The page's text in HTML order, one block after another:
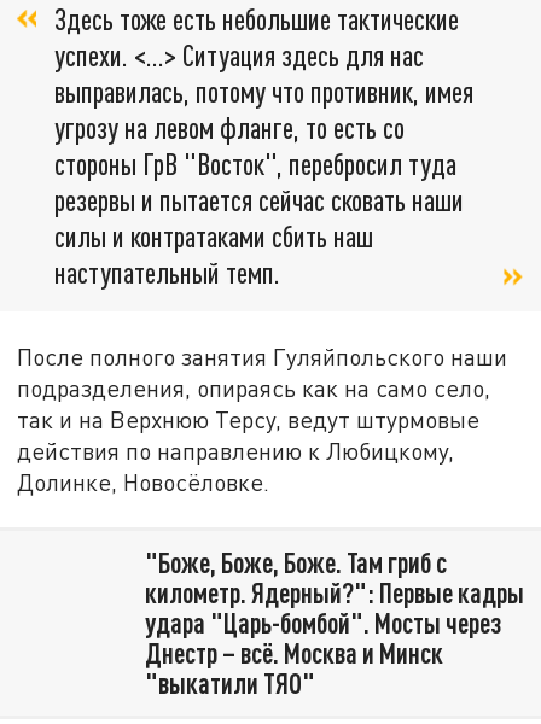
Здесь тоже есть небольшие тактические
успехи. <…> Ситуация здесь для нас
выправилась, потому что противник, имея
угрозу на левом фланге, то есть со
стороны ГрВ "Восток", перебросил туда
резервы и пытается сейчас сковать наши
силы и контратаками сбить наш
наступательный темп.
После полного занятия Гуляйпольского наши
подразделения, опираясь как на само село,
так и на Верхнюю Терсу, ведут штурмовые
действия по направлению к Любицкому,
Долинке, Новосёловке.
"Боже, Боже, Боже. Там гриб с
километр. Ядерный?": Первые кадры
удара "Царь-бомбой". Мосты через
Днестр – всё. Москва и Минск
"выкатили ТЯО"